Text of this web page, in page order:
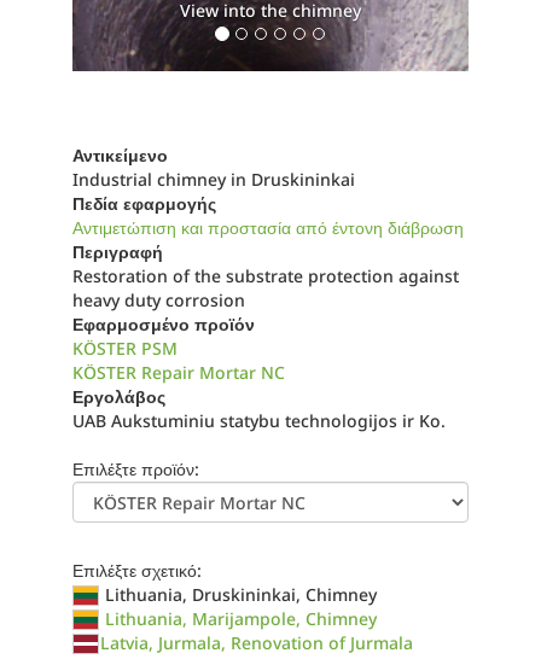
View into the chimney
Αντικείμενο
Industrial chimney in Druskininkai
Πεδία εφαρμογής
Αντιμετώπιση και προστασία από έντονη διάβρωση
Περιγραφή
Restoration of the substrate protection against
heavy duty corrosion
Εφαρμοσμένο προϊόν
KÖSTER PSM
KÖSTER Repair Mortar NC
Εργολάβος
UAB Aukstuminiu statybu technologijos ir Ko.
Επιλέξτε προϊόν:
Επιλέξτε σχετικό:
Lithuania, Druskininkai, Chimney
Lithuania, Marijampole, Chimney
Latvia, Jurmala, Renovation of Jurmala